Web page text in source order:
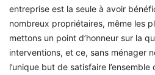
entreprise est la seule à avoir
nombreux propriétaires, même les
mettons un point d’honneur sur la
interventions, et ce, sans ménager
l’unique but de satisfaire